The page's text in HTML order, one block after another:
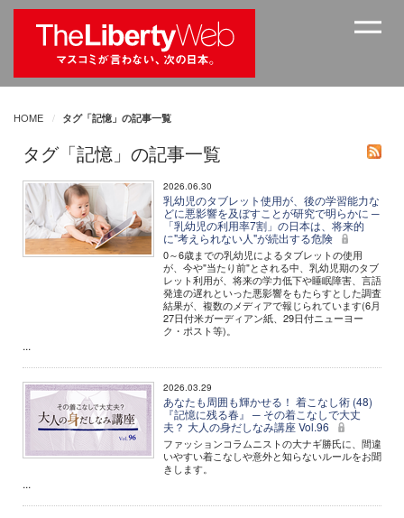
HOME タグ「記憶」の記事一覧
タグ「記憶」の記事一覧
2026.06.30
乳幼児のタブレット使用が、後の学習能力な
どに悪影響を及ぼすことが研究で明らかに ─
「乳幼児の利用率7割」の日本は、将来的
に"考えられない人"が続出する危険
0～6歳までの乳幼児によるタブレットの使用
が、今や"当たり前"とされる中、乳幼児期のタブ
レット利用が、将来の学力低下や睡眠障害、言語
発達の遅れといった悪影響をもたらすとした調査
結果が、複数のメディアで報じられています(6月
27日付米ガーディアン紙、29日付ニューヨー
ク・ポスト等)。
...
2026.03.29
あなたも周囲も輝かせる！ 着こなし術 (48)
『記憶に残る春』 ─ その着こなしで大丈
夫？ 大人の身だしなみ講座 Vol.96
ファッションコラムニストの大ナギ勝氏に、間違
いやすい着こなしや意外と知らないルールをお聞
きします。
...